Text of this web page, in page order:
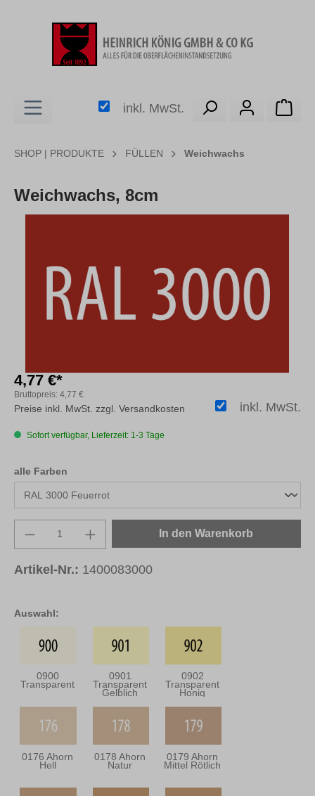
inkl. MwSt.
SHOP | PRODUKTE FÜLLEN Weichwachs
Weichwachs, 8cm
Auswahl:
0900
Transparent
0901
Transparent
Gelblich
0902
Transparent
Honig
0176 Ahorn
Hell
0178 Ahorn
Natur
0179 Ahorn
Mittel Rötlich
4,77 €*
Bruttopreis: 4,77 €
inkl. MwSt.
Preise inkl. MwSt. zzgl. Versandkosten
Sofort verfügbar, Lieferzeit: 1-3 Tage
alle Farben
Produkt Anzahl: Gib den gewünschten
In den Warenkorb
Artikel-Nr.: 1400083000